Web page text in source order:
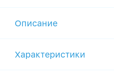
Описание
Характеристики